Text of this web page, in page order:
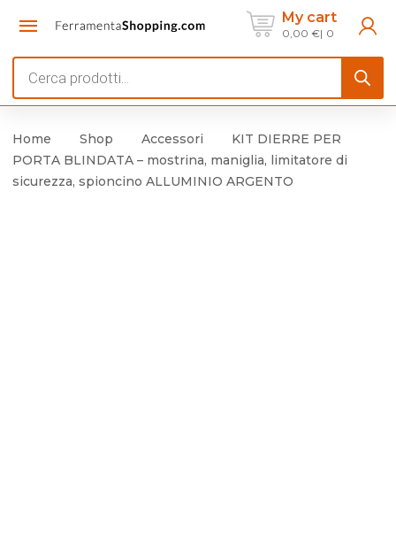
My cart
0,00 € 0
search
Home Shop Accessori
KIT DIERRE PER
PORTA BLINDATA – mostrina, maniglia, limitatore di
sicurezza, spioncino ALLUMINIO ARGENTO